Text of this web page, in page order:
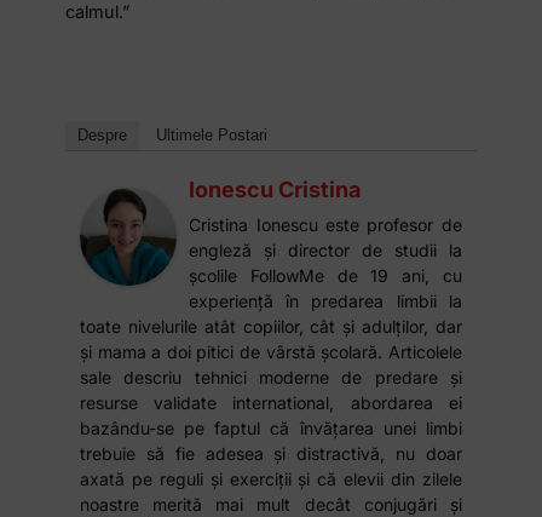
calmul.”
Despre Ultimele Postari
Ionescu Cristina
Cristina Ionescu este profesor de
engleză și director de studii la
școlile FollowMe de 19 ani, cu
experiență în predarea limbii la
toate nivelurile atât copiilor, cât și adulților, dar
și mama a doi pitici de vârstă școlară. Articolele
sale descriu tehnici moderne de predare și
resurse validate international, abordarea ei
bazându-se pe faptul că învățarea unei limbi
trebuie să fie adesea și distractivă, nu doar
axată pe reguli și exerciții și că elevii din zilele
noastre merită mai mult decât conjugări și